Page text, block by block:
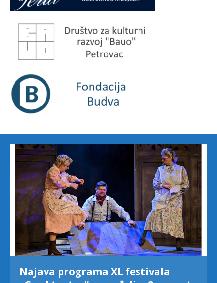
Najava programa XL festivala